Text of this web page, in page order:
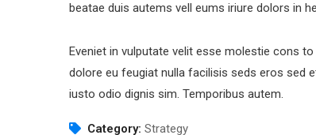
beatae duis autems vell eums iriure dolors in
Eveniet in vulputate velit esse molestie cons to
dolore eu feugiat nulla facilisis seds eros sed
iusto odio dignis sim. Temporibus autem.
Category: Strategy